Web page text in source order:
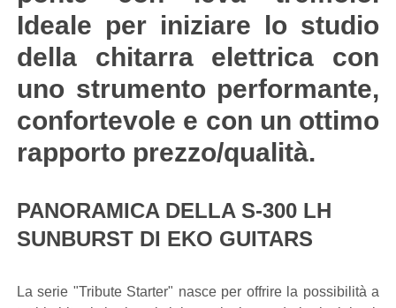
Ideale per iniziare lo studio
della chitarra elettrica con
uno strumento performante,
confortevole e con un ottimo
rapporto prezzo/qualità.
PANORAMICA DELLA S-300 LH
SUNBURST DI EKO GUITARS
La serie "Tribute Starter" nasce per offrire la possibilità a